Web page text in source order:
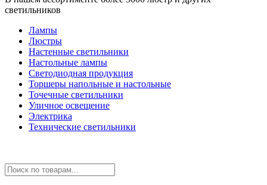
светильников
Лампы
Люстры
Настенные светильники
Настольные лампы
Светодиодная продукция
Торшеры напольные и настольные
Точечные светильники
Уличное освещение
Электрика
Технические светильники